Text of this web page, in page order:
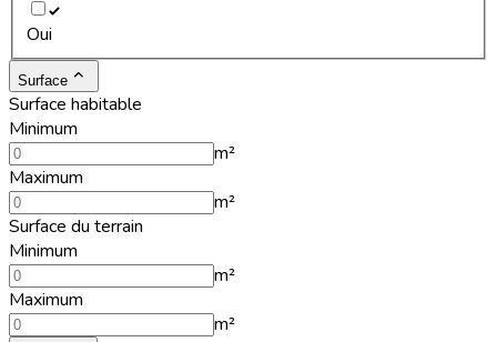
Oui
Surface
Surface habitable
Minimum
m²
Maximum
m²
Surface du terrain
Minimum
m²
Maximum
m²